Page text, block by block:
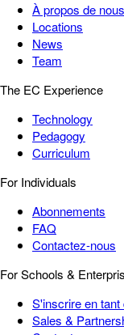
À propos de nous
Locations
News
Team
The EC Experience
Technology
Pedagogy
Curriculum
For Individuals
Abonnements
FAQ
Contactez-nous
For Schools &
S'inscrire en tant
Sales &